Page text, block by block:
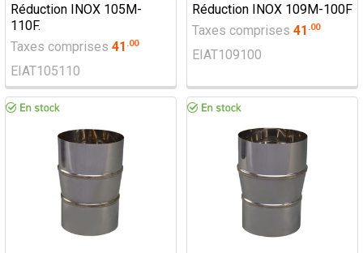
Réduction INOX 105M-
110F.
Taxes comprises 41 .00
EIAT105110
Réduction INOX 109M-100F
Taxes comprises 41 .00
EIAT109100